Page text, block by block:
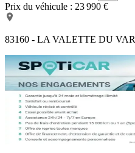
Prix du véhicule : 23 990 €
83160 - LA VALETTE DU VAR